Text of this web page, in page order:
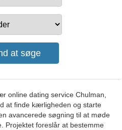
online dating service Chulman,
at finde kærligheden og starte
avancerede søgning til at møde
Projektet foreslår at bestemme